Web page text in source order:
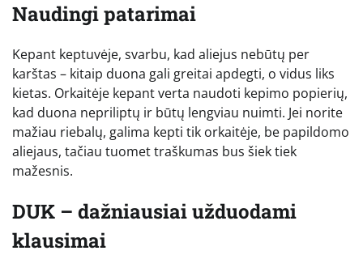
Naudingi patarimai
Kepant keptuvėje, svarbu, kad aliejus nebūtų per
karštas – kitaip duona gali greitai apdegti, o vidus liks
kietas. Orkaitėje kepant verta naudoti kepimo popierių,
kad duona nepriliptų ir būtų lengviau nuimti. Jei norite
mažiau riebalų, galima kepti tik orkaitėje, be papildomo
aliejaus, tačiau tuomet traškumas bus šiek tiek
mažesnis.
DUK – dažniausiai užduodami
klausimai